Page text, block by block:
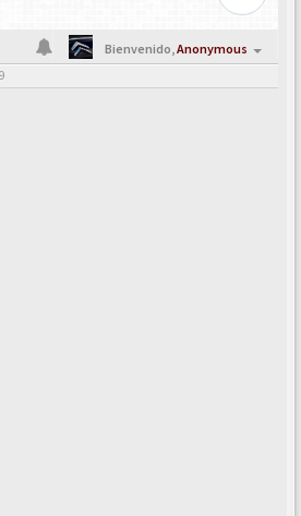
Bienvenido,Anonymous